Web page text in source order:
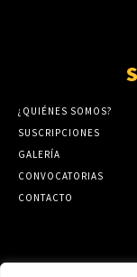
¿QUIÉNES SOMOS?
SUSCRIPCIONES
GALERÍA
CONVOCATORIAS
CONTACTO